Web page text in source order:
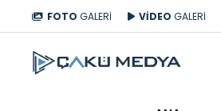
FOTO GALERİ VİDEO GALERİ